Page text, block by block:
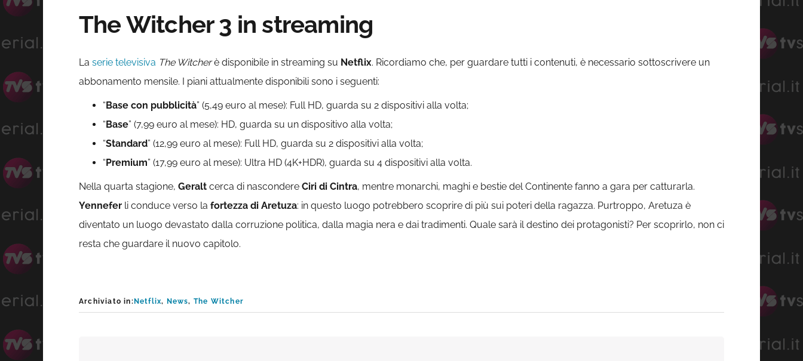
The Witcher 3 in streaming
La serie televisiva The Witcherè disponibile in streaming su Netflix. Ricordiamo che, per guardare tutti i contenuti, è necessario sottoscrivere un
abbonamento mensile. I piani attualmente disponibili sono i seguenti:
“ Base con pubblicità” (5,49 euro al mese): Full HD, guarda su 2 dispositivi alla volta;
“ Base” (7,99 euro al mese): HD, guarda su un dispositivo alla volta;
“Standard” (12,99 euro al mese): Full HD, guarda su 2 dispositivi alla volta;
“ Premium” (17,99 euro al mese): Ultra HD (4K+HDR), guarda su 4 dispositivi alla volta.
Nella quarta stagione, Geralt cerca di nascondere Ciri di Cintra, mentre monarchi, maghi e bestie del Continente fanno a gara per catturarla.
Yennefer li conduce verso la fortezza di Aretuza: in questo luogo potrebbero scoprire di più sui poteri della ragazza. Purtroppo, Aretuza è
diventato un luogo devastato dalla corruzione politica, dalla magia nera e dai tradimenti. Quale sarà il destino dei protagonisti? Per scoprirlo, non ci
resta che guardare il nuovo capitolo.
Archiviato in: Netflix, News, The Witcher